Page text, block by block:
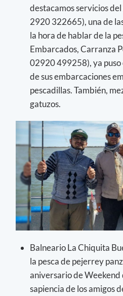
destacamos servicios
2920 322665), una de
la hora de hablar de la
Embarcados, Carranza
02920 499258), ya puso
de sus embarcaciones
pescadillas. También,
gatuzos.
Balneario La Chiquita
la pesca de pejerrey
aniversario de Weekend
sapiencia de los amigos